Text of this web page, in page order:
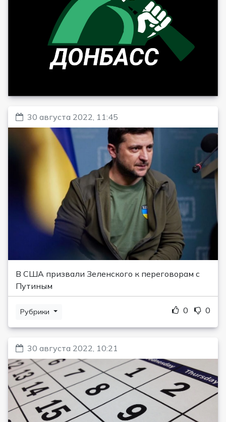
30 августа 2022, 11:45
В США призвали Зеленского к переговорам с
Путиным
Рубрики 0 0
30 августа 2022, 10:21